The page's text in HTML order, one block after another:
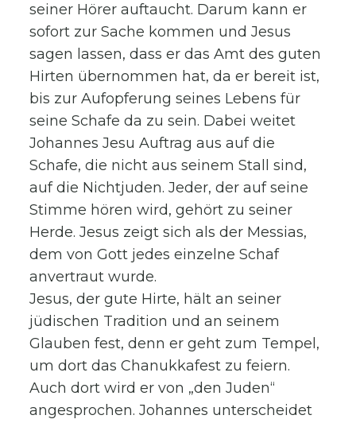
seiner Hörer auftaucht. Darum kann er
sofort zur Sache kommen und Jesus
sagen lassen, dass er das Amt des guten
Hirten übernommen hat, da er bereit ist,
bis zur Aufopferung seines Lebens für
seine Schafe da zu sein. Dabei weitet
Johannes Jesu Auftrag aus auf die
Schafe, die nicht aus seinem Stall sind,
auf die Nichtjuden. Jeder, der auf seine
Stimme hören wird, gehört zu seiner
Herde. Jesus zeigt sich als der Messias,
dem von Gott jedes einzelne Schaf
anvertraut wurde.
Jesus, der gute Hirte, hält an seiner
jüdischen Tradition und an seinem
Glauben fest, denn er geht zum Tempel,
um dort das Chanukkafest zu feiern.
Auch dort wird er von „den Juden“
angesprochen. Johannes unterscheidet